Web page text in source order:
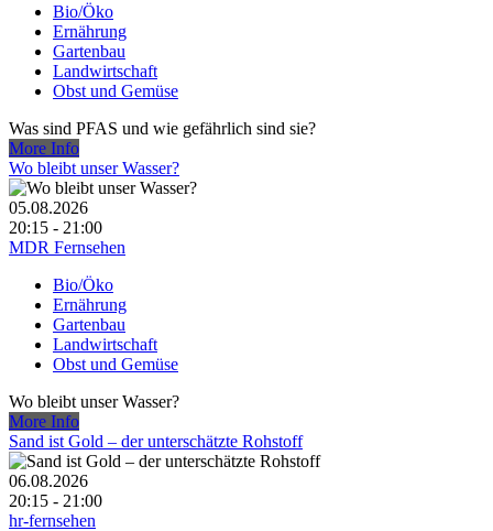
Bio/Öko
Ernährung
Gartenbau
Landwirtschaft
Obst und Gemüse
Was sind PFAS und wie gefährlich sind sie?
More Info
Wo bleibt unser Wasser?
05.08.2026
20:15 - 21:00
MDR Fernsehen
Bio/Öko
Ernährung
Gartenbau
Landwirtschaft
Obst und Gemüse
Wo bleibt unser Wasser?
More Info
Sand ist Gold – der unterschätzte Rohstoff
06.08.2026
20:15 - 21:00
hr-fernsehen